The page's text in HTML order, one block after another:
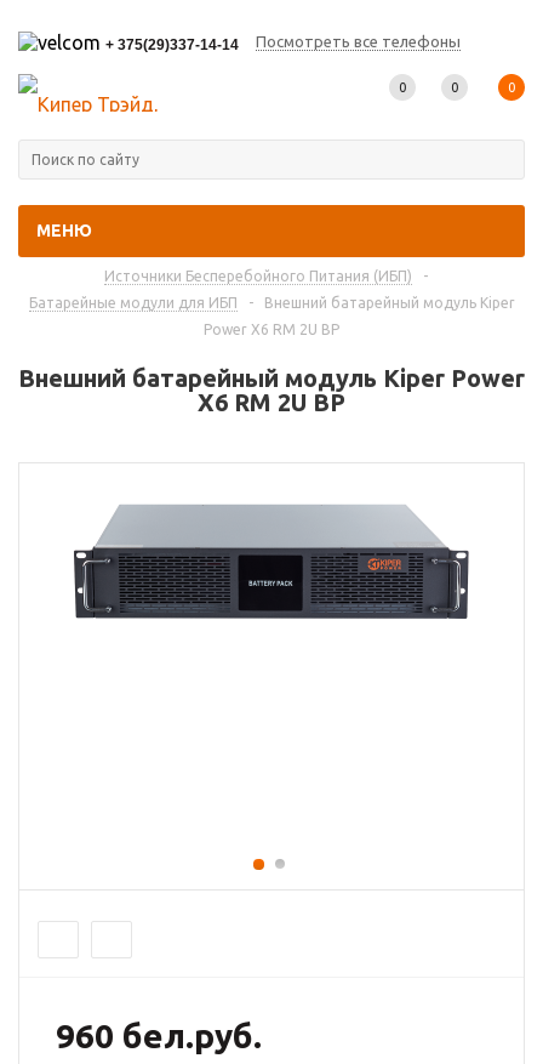
+ 375(29)337-14-14 Посмотреть все телефоны
МЕНЮ
0 0 0
Источники Бесперебойного Питания (ИБП)
-
Батарейные модули для ИБП
-
Внешний батарейный модуль Kiper
Power X6 RM 2U BP
Внешний батарейный модуль Kiper Power
X6 RM 2U BP
960 бел.руб.